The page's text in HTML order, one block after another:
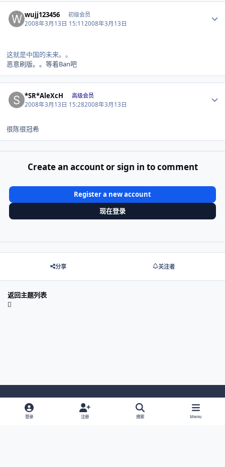
wujj123456 初级会员
2008年3月13日 15:112008年3月13日
这就是中国的未来。。
恶意刷版。。等着Ban吧
*SR*AleXcH 高级会员
2008年3月13日 15:282008年3月13日
很陈很冠希
Create an account or sign in to comment
Register a new account
现在登录
分享 关注者
返回主题列表
Light ModeDark ModeSystem Preference
登录 注册 搜索 Menu